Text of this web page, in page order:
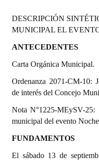
Concejales Mandato
Programas
Constitución Provincial
Carta Orgánica 2007
Reglamento Interno
Digesto
DESCRIPCIÓN
MUNICIPAL EL
ANTECEDENTES
Carta Orgánica Municipal.
Ordenanza 2071-CM-10:
de interés del Concejo
Nota N°1225-MEySV-25:
municipal del evento
FUNDAMENTOS
El sábado 13 de